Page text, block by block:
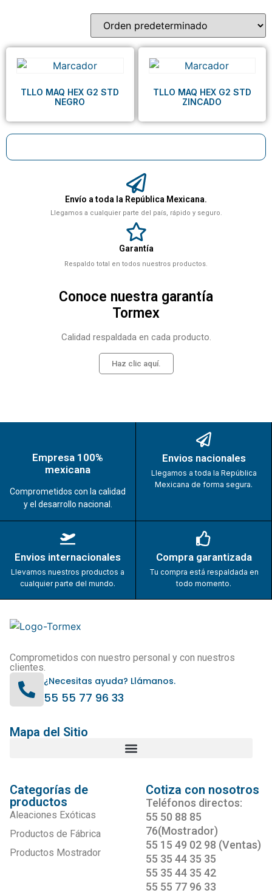
Envío a toda la República Mexicana.
Llegamos a cualquier parte del país, rápido y seguro.
Garantía
Respaldo total en todos nuestros productos.
Conoce nuestra garantía
Tormex
Calidad respaldada en cada producto.
Haz clic aquí.
TLLO MAQ HEX G2 STD
NEGRO
TLLO MAQ HEX G2 STD
ZINCADO
Empresa 100%
mexicana
Comprometidos con la calidad
y el desarrollo nacional.
Envios nacionales
Llegamos a toda la República
Mexicana de forma segura.
Envios internacionales
Llevamos nuestros productos a
cualquier parte del mundo.
Compra garantizada
Tu compra está respaldada en
todo momento.
Comprometidos con nuestro personal y con nuestros
clientes.
¿Necesitas ayuda? Llámanos.
55 55 77 96 33
Mapa del Sitio
Categorías de
productos
Aleaciones Exóticas
Productos de Fábrica
Productos Mostrador
Cotiza con nosotros
Teléfonos directos:
55 50 88 85
76(Mostrador)
55 15 49 02 98 (Ventas)
55 35 44 35 35
55 35 44 35 42
55 55 77 96 33